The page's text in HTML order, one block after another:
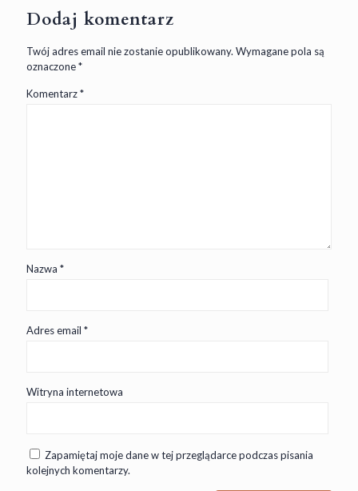
Dodaj komentarz
Twój adres email nie zostanie opublikowany. Wymagane pola są
oznaczone*
Komentarz*
Nazwa *
Adres email *
Witryna internetowa
Zapamiętaj moje dane w tej przeglądarce podczas pisania
kolejnych komentarzy.